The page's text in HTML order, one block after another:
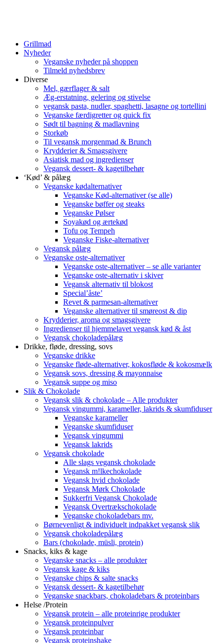
Grillmad
Nyheder
Veganske nyheder på shoppen
Tilmeld nyhedsbrev
Diverse
Mel, gærflager & salt
Æg-erstatning, gelering og stivelse
vegansk pasta, nudler, spaghetti, lasagne og tortellini
Veganske færdigretter og quick fix
Sødt til bagning & madlavning
Storkøb
Til vegansk morgenmad & Brunch
Krydderier & Smagsgivere
Asiatisk mad og ingredienser
Vegansk dessert- & kagetilbehør
‘Kød’ & pålæg
Veganske kødalternativer
Veganske Kød-alternativer (se alle)
Veganske bøffer og steaks
Veganske Pølser
Soyakød og ærtekød
Tofu og Tempeh
Veganske Fiske-alternativer
Vegansk pålæg
Veganske oste-alternativer
Veganske oste-alternativer – se alle varianter
Veganske oste-alternativ i skiver
Vegansk alternativ til blokost
Special’åste’
Revet & parmesan-alternativer
Veganske alternativer til smøreost & dip
Krydderier, aroma og smagsgivere
Ingredienser til hjemmelavet vegansk kød & åst
Vegansk chokoladepålæg
Drikke, fløde, dressing, sovs
Veganske drikke
Veganske fløde-alternativer, kokosfløde & kokosmælk
Vegansk sovs, dressing & mayonnaise
Vegansk suppe og miso
Slik & Chokolade
Vegansk slik & chokolade – Alle produkter
Vegansk vingummi, karameller, lakrids & skumfiduser
Veganske karameller
Veganske skumfiduser
Vegansk vingummi
Vegansk lakrids
Vegansk chokolade
Alle slags vegansk chokolade
Vegansk m!lkechokolade
Vegansk hvid chokolade
Vegansk Mørk Chokolade
Sukkerfri Vegansk Chokolade
Vegansk Overtrækschokolade
Veganske chokoladebars mv.
Børnevenligt & individuelt indpakket vegansk slik
Vegansk chokoladepålæg
Bars (chokolade, müsli, protein)
Snacks, kiks & kage
Veganske snacks – alle produkter
Vegansk kage & kiks
Veganske chips & salte snacks
Vegansk dessert- & kagetilbehør
Veganske snackbars, chokoladebars & proteinbars
Helse /Protein
Vegansk protein – alle proteinrige produkter
Vegansk proteinpulver
Vegansk proteinbar
Vegansk proteinshake